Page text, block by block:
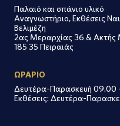
Παλαιό και σπάνιο υλικό
Αναγνωστήριο, Εκθέσεις
Βελιμέζη
2ας Μεραρχίας 36 & Ακτής
185 35 Πειραιάς
ΩΡΑΡΙΟ
Δευτέρα-Παρασκευή 09.00
Εκθέσεις: Δευτέρα-